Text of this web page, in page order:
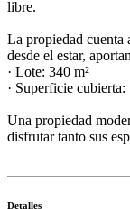
libre.
La propiedad cuenta
desde el estar,
· Lote: 340 m²
· Superficie cubierta:
Una propiedad
disfrutar tanto sus
Detalles